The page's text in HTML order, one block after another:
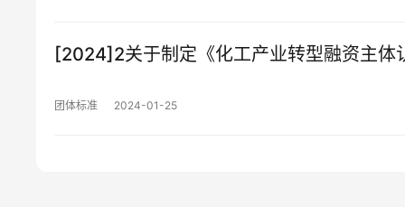
[2024]2关于制定《化工产业转型融资主体
团体标准 2024-01-25